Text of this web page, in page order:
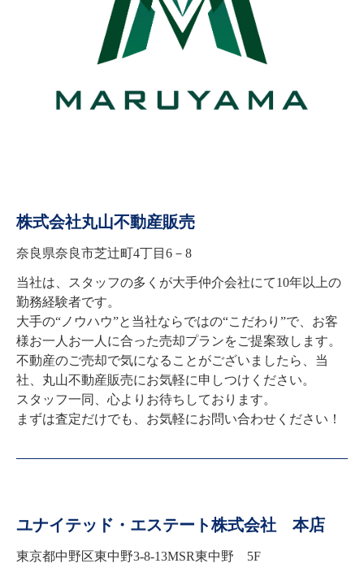
株式会社丸山不動産販売
奈良県奈良市芝辻町4丁目6－8
当社は、スタッフの多くが大手仲介会社にて10年以上の
勤務経験者です。
大手の“ノウハウ”と当社ならではの“こだわり”で、お客
様お一人お一人に合った売却プランをご提案致します。
不動産のご売却で気になることがございましたら、当
社、丸山不動産販売にお気軽に申しつけください。
スタッフ一同、心よりお待ちしております。
まずは査定だけでも、お気軽にお問い合わせください！
ユナイテッド・エステート株式会社 本店
東京都中野区東中野3-8-13MSR東中野 5F